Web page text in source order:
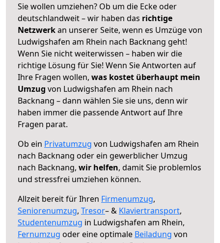
Sie wollen umziehen? Ob um die Ecke oder
deutschlandweit – wir haben das richtige
Netzwerkan unserer Seite, wenn es Umzüge von
Ludwigshafen am Rhein nach Backnang geht!
Wenn Sie nicht weiterwissen – haben wir die
richtige Lösung für Sie! Wenn Sie Antworten auf
Ihre Fragen wollen, was kostet überhaupt mein
Umzug von Ludwigshafen am Rhein nach
Backnang – dann wählen Sie sie uns, denn wir
haben immer die passende Antwort auf Ihre
Fragen parat.
Ob ein Privatumzug von Ludwigshafen am Rhein
nach Backnang oder ein gewerblicher Umzug
nach Backnang, wir helfen, damit Sie problemlos
und stressfrei umziehen können.
Allzeit bereit für Ihren Firmenumzug,
Seniorenumzug, Tresor– & Klaviertransport,
Studentenumzug in Ludwigshafen am Rhein,
Fernumzug oder eine optimale Beiladung von